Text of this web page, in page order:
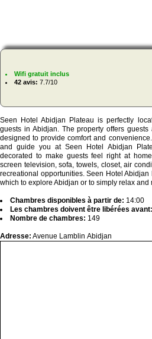
Wifi gratuit inclus
42 avis: 7.7/10
Seen Hotel Abidjan Plateau is perfectly
guests in Abidjan. The property offers
designed to provide comfort and
and guide you at Seen Hotel Abidjan
decorated to make guests feel right at
screen television, sofa, towels, closet, air
recreational opportunities. Seen Hotel
which to explore Abidjan or to simply relax and
Chambres disponibles à partir de: 14:00
Les chambres doivent être libérées avant:
Nombre de chambres: 149
Adresse: Avenue Lamblin Abidjan